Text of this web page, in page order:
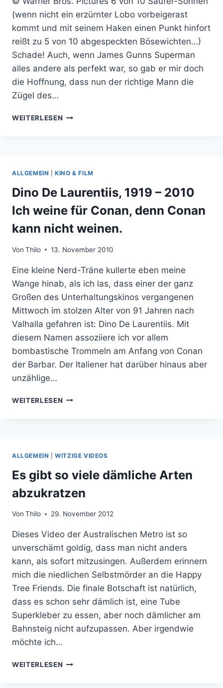
(wenn nicht ein erzürnter Lobo vorbeigerast
kommt und mit seinem Haken einen Punkt hinfort
reißt zu 5 von 10 abgespeckten Bösewichten…)
Schade! Auch, wenn James Gunns Superman
alles andere als perfekt war, so gab er mir doch
die Hoffnung, dass nun der richtige Mann die
Zügel des…
WEITERLESEN SUPERGIRL
ALLGEMEIN |KINO & FILM
Dino De Laurentiis, 1919 – 2010
Ich weine für Conan, denn Conan
kann nicht weinen.
Von Thilo 13. November 2010
Eine kleine Nerd-Träne kullerte eben meine
Wange hinab, als ich las, dass einer der ganz
Großen des Unterhaltungskinos vergangenen
Mittwoch im stolzen Alter von 91 Jahren nach
Valhalla gefahren ist: Dino De Laurentiis. Mit
diesem Namen assoziiere ich vor allem
bombastische Trommeln am Anfang von Conan
der Barbar. Der Italiener hat darüber hinaus aber
unzählige…
WEITERLESEN DINO
WEINE
FÜR
CONAN,
CONAN
NICHT
WEINEN.
ALLGEMEIN |WITZIGE VIDEOS
Es gibt so viele dämliche Arten
abzukratzen
Von Thilo 29. November 2012
Dieses Video der Australischen Metro ist so
unverschämt goldig, dass man nicht anders
kann, als sofort mitzusingen. Außerdem erinnern
mich die niedlichen Selbstmörder an die Happy
Tree Friends. Die finale Botschaft ist natürlich,
dass es schon sehr dämlich ist, eine Tube
Superkleber zu essen, aber noch dämlicher am
Bahnsteig nicht aufzupassen. Aber irgendwie
möchte ich…
WEITERLESEN ES